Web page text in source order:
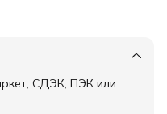
СДЭК, ПЭК или